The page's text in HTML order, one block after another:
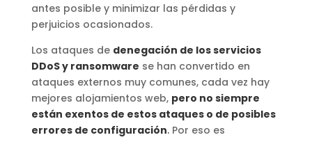
antes posible y minimizar las pérdidas y
perjuicios ocasionados.
Los ataques de denegación de los servicios
DDoS y ransomware se han convertido en
ataques externos muy comunes, cada vez hay
mejores alojamientos web, pero no siempre
están exentos de estos ataques o de posibles
errores de configuración.Por eso es